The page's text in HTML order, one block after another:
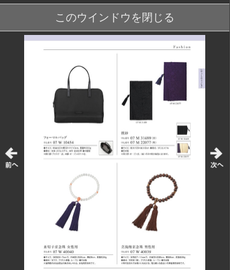
このウインドウを閉じる